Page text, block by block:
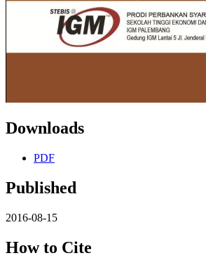
Downloads
PDF
Published
2016-08-15
How to Cite